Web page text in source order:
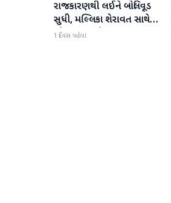
રાષ્ટ્રીય
રાજકારણથી લઈને બોલિવૂડ
સુધી, મલ્લિકા શેરાવત સાથે
જોવા મળ્યા તેજ પ્રતાપ યાદવ
1 દિવસ પહેલા